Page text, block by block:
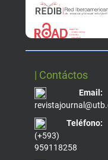
| Contáctos
Email:
Teléfono:
(+593)
959118258